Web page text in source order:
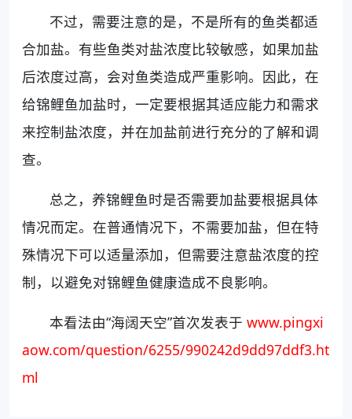
不过，需要注意的是，不是所有的鱼类都适
合加盐。有些鱼类对盐浓度比较敏感，如果加盐
后浓度过高，会对鱼类造成严重影响。因此，在
给锦鲤鱼加盐时，一定要根据其适应能力和需求
来控制盐浓度，并在加盐前进行充分的了解和调
查。
总之，养锦鲤鱼时是否需要加盐要根据具体
情况而定。在普通情况下，不需要加盐，但在特
殊情况下可以适量添加，但需要注意盐浓度的控
制，以避免对锦鲤鱼健康造成不良影响。
本看法由“海阔天空”首次发表于www.pingxi
aow.com/question/6255/990242d9dd97ddf3.ht
ml